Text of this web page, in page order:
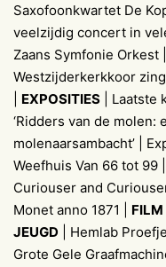
Saxofoonkwartet De
veelzijdig concert in
Zaans Symfonie Orkest
Westzijderkerkkoor
EXPOSITIES | Laatste
‘Ridders van de molen:
molenaarsambacht’ |
Weefhuis Van 66 tot 99
Curiouser and
Monet anno 1871 | FILM
JEUGD | Hemlab
Grote Gele